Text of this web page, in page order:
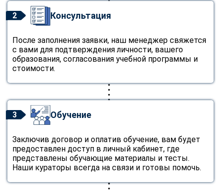
2 Консультация
После заполнения заявки, наш менеджер свяжется
с вами для подтверждения личности, вашего
образования, согласования учебной программы и
стоимости.
3 Обучение
Заключив договор и оплатив обучение, вам будет
предоставлен доступ в личный кабинет, где
представлены обучающие материалы и тесты.
Наши кураторы всегда на связи и готовы помочь.